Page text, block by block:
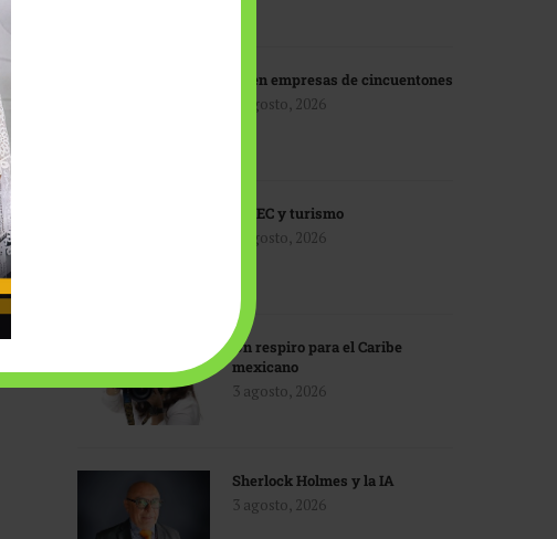
IA en empresas de cincuentones
3 agosto, 2026
TMEC y turismo
3 agosto, 2026
Un respiro para el Caribe
mexicano
3 agosto, 2026
Sherlock Holmes y la IA
3 agosto, 2026